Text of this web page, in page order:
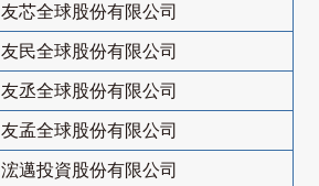
友芯全球股份有限公司
友民全球股份有限公司
友丞全球股份有限公司
友孟全球股份有限公司
浤邁投資股份有限公司